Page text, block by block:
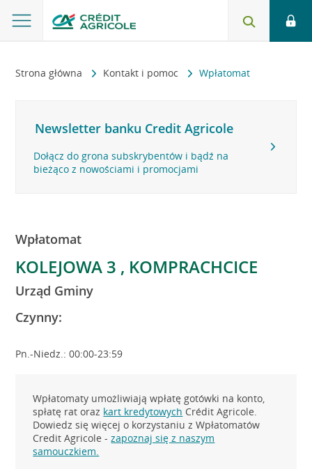
Strona główna Kontakt i pomoc Wpłatomat
Newsletter banku Credit Agricole
Dołącz do grona subskrybentów i bądź na
bieżąco z nowościami i promocjami
Wpłatomat
KOLEJOWA 3 , KOMPRACHCICE
Urząd Gminy
Czynny:
Pn.-Niedz.: 00:00-23:59
Wpłatomaty umożliwiają wpłatę gotówki na konto,
spłatę rat oraz kart kredytowych Crédit Agricole.
Dowiedz się więcej o korzystaniu z Wpłatomatów
Credit Agricole -zapoznaj się z naszym
samouczkiem.